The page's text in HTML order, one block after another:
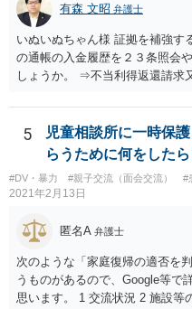
有森 文昭 弁護士
いぬいぬちゃん様 証拠を補強す
の通帳の入金履歴を２３条照会
しょうか。 ⇒不当利得返還請求
等を行うことは十分考えられま
なることを裁判所は忌避します
必要があります。 不正引き出し
いた場合勝訴の確率はどのくら
訴の確率をこの場でお伝えする
た弁護士にご相談いただき、ご
縮ですが、使途不明金訴訟の場
です。 なお、仮に裁判で勝った
な回収をすることはできません
え等もきちんと検討してくれる
勧めいたします。
5
児童相談所に一時保
らうために何をした
#DV・暴力 #親子交流（面会交流） #
2021年2月13日
匿名A 弁護士
次のような「家庭復帰の適否を
うものがあるので、Google等で
思います。 1 交流状況 2 施設等